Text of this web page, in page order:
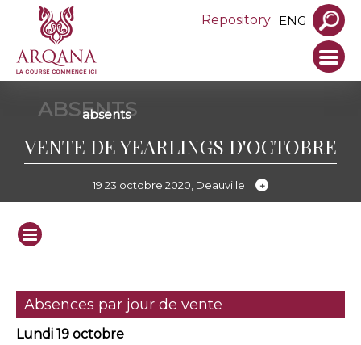
Repository ENG
ABSENTS
absents
VENTE DE YEARLINGS D'OCTOBRE
19 23 octobre 2020, Deauville
Absences par jour de vente
Lundi 19 octobre